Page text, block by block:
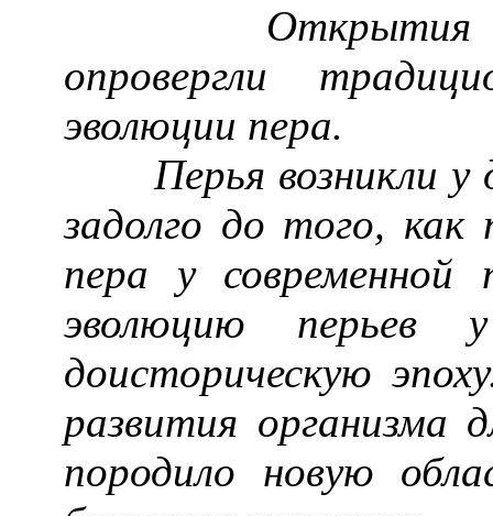
Открытия
опровергли
эволюции пера.
Перья возникли у
задолго до того, как
пера у
эволюцию
доисторическую
развития организма
породило новую